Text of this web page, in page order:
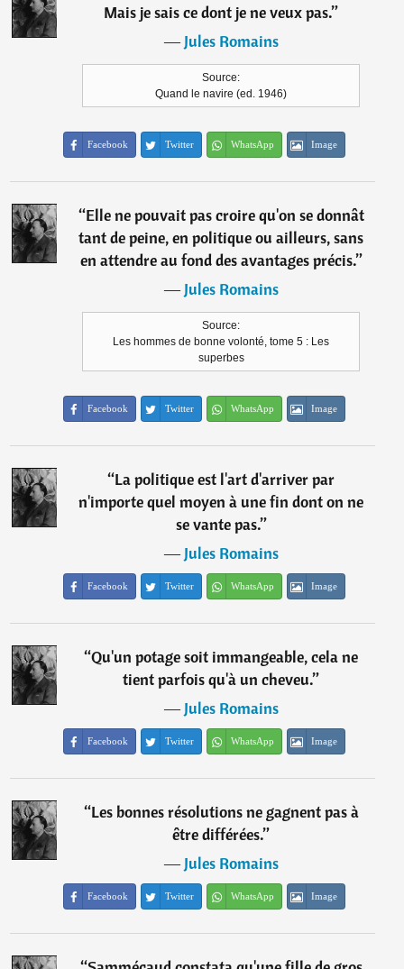
Mais je sais ce dont je ne veux pas.”
―Jules Romains
Source:
Quand le navire (ed. 1946)
Facebook Twitter WhatsApp Image
“Elle ne pouvait pas croire qu'on se donnât
tant de peine, en politique ou ailleurs, sans
en attendre au fond des avantages précis.”
―Jules Romains
Source:
Les hommes de bonne volonté, tome 5 : Les
superbes
Facebook Twitter WhatsApp Image
“La politique est l'art d'arriver par
n'importe quel moyen à une fin dont on ne
se vante pas.”
―Jules Romains
Facebook Twitter WhatsApp Image
“Qu'un potage soit immangeable, cela ne
tient parfois qu'à un cheveu.”
―Jules Romains
Facebook Twitter WhatsApp Image
“Les bonnes résolutions ne gagnent pas à
être différées.”
―Jules Romains
Facebook Twitter WhatsApp Image